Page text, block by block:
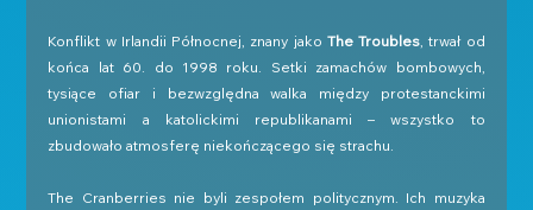
Konflikt w Irlandii Północnej, znany jako The Troubles, trwał od
końca lat 60. do 1998 roku. Setki zamachów bombowych,
tysiące ofiar i bezwzględna walka między protestanckimi
unionistami a katolickimi republikanami – wszystko to
zbudowało atmosferę niekończącego się strachu.
The Cranberries nie byli zespołem politycznym. Ich muzyka